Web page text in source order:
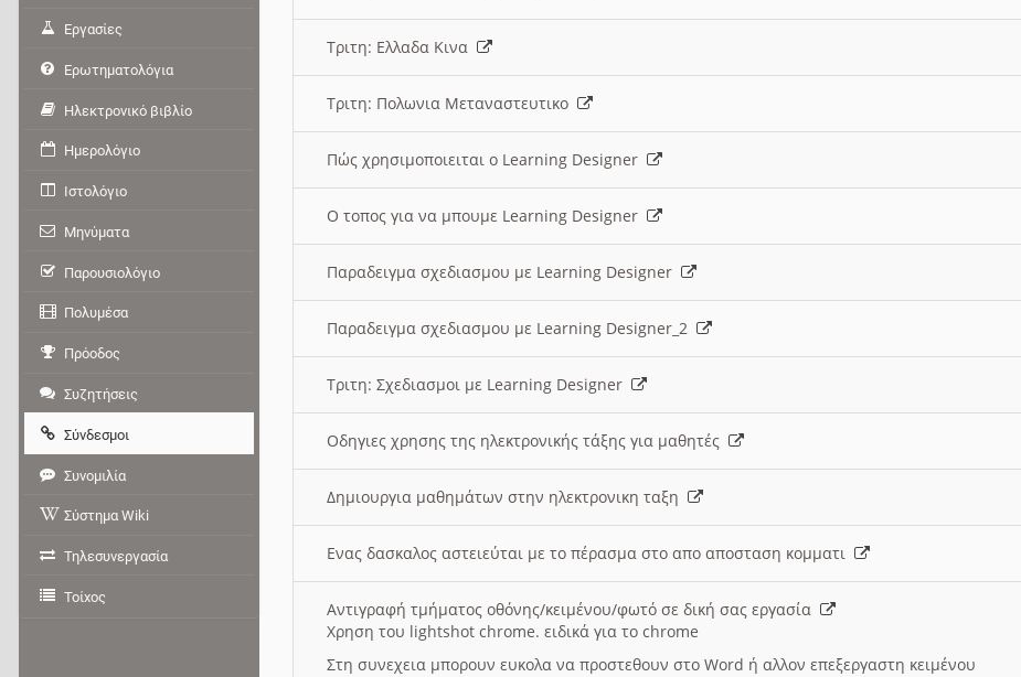
Τριτη: Ελλαδα Κινα
Τριτη: Πολωνια Μεταναστευτικο
Πώς χρησιμοποιειται ο Learning Designer
O τοπος για να μπουμε Learning Designer
Παραδειγμα σχεδιασμου με Learning Designer
Παραδειγμα σχεδιασμου με Learning Designer_2
Τριτη: Σχεδιασμοι με Learning Designer
Οδηγιες χρησης της ηλεκτρονικής τάξης για μαθητές
Δημιουργια μαθημάτων στην ηλεκτρονικη ταξη
Ενας δασκαλος αστειεύται με το πέρασμα στο απο αποσταση κομματι
Αντιγραφή τμήματος οθόνης/κειμένου/φωτό σε δική σας εργασία
Χρηση του lightshot chrome. ειδικά για το chrome
Στη συνεχεια μπορουν ευκολα να προστεθουν στο Word ή αλλον επεξεργαστη κειμένου
Εργασίες
Ερωτηματολόγια
Ηλεκτρονικό βιβλίο
Ημερολόγιο
Ιστολόγιο
Μηνύματα
Παρουσιολόγιο
Πολυμέσα
Πρόοδος
Συζητήσεις
Σύνδεσμοι
Συνομιλία
Σύστημα Wiki
Τηλεσυνεργασία
Τοίχος